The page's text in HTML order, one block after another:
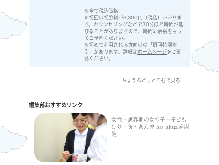
※全て税込価格
※初回は初診料が3,300円（税込）かかりま
す。カウンセリングなどで30分ほど時間が延
びることがありますので、時間に余裕をもっ
てご予約ください。
※初めて利用される方向けの「初回特別割
引」があります。詳細は ホームページをご確
認ください。
ちょうふどっとこむで見る
編集部おすすめリンク
女性・思春期の女の子・子ども
はり・灸・あん摩 ao akua治療
院